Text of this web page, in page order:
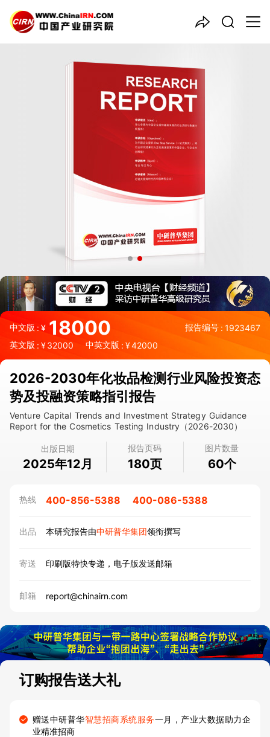
中文版:¥ 18000 报告编号 : 1923467
英文版 : ¥32000 中英文版 : ¥42000
2026-2030年化妆品检测行业风险投资态
势及投融资策略指引报告
Venture Capital Trends and Investment Strategy Guidance
Report for the Cosmetics Testing Industry（2026-2030）
出版日期
2025年12月
报告页码
180页
图片数量
60个
热线 400-856-5388 400-086-5388
出品 本研究报告由中研普华集团领衔撰写
寄送 印刷版特快专递，电子版发送邮箱
邮箱 report@chinairn.com
订购报告送大礼
赠送中研普华智慧招商系统服务一月，产业大数据助力企
业精准招商
中国产业咨询领导者
2026-2030年
业风险投资态势及投融资策略
指引报告
品质保障，一年免费更新维护
报告编号：1923467
出版日期：2025年12月
《2026-2030年化妆品检测行业风险投资态势及投融资策略指引
报告》由中研普华化妆品检测行业分析专家领衔撰写，主要分析了
化妆品检测行业的市场规模、发展现状与投资前景，同时对化妆品
检测行业的未来发展做出科学的趋势预测和专业的化妆品检测行业
数据分析，帮助客户评估化妆品检测行业投资价值。
27年研究经验，深度洞察行业驱动力
多元化、高学历的实战型精英团队